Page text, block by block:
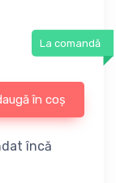
La comandă
în coș
încă